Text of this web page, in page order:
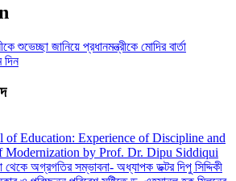
জানিয়ে প্রধানমন্ত্রীকে মোদির বার্তা
of Education: Experience of Discipline and
Modernization by Prof. Dr. Dipu Siddiqui
থেকে অগ্রগতির সম্ভাবনা- অধ্যাপক ডক্টর দিপু সিদ্দিকী